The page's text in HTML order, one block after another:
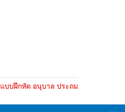
บบฝึกหัด อนุบาล ประถม